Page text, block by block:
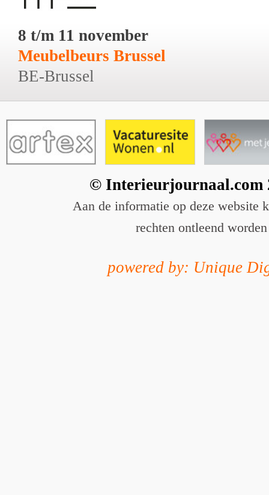
8 t/m 11 november
Meubelbeurs Brussel
BE-Brussel
© Interieurjournaal.com
Aan de informatie op deze website
rechten ontleend worden
powered by: Unique